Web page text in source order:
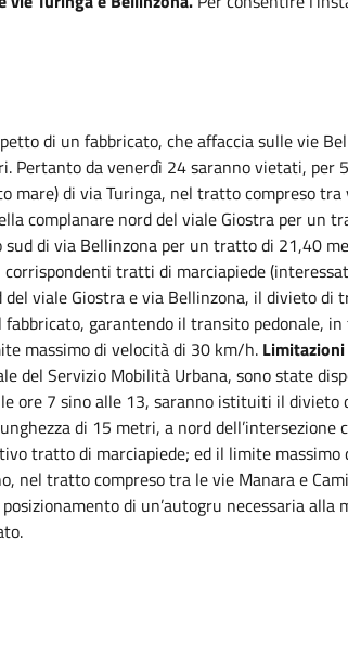
di un fabbricato, che affaccia sulle vie
Pertanto da venerdì 24 saranno vietati, per
mare) di via Turinga, nel tratto compreso
complanare nord del viale Giostra per un
sud di via Bellinzona per un tratto di 21,40
tratti di marciapiede
viale Giostra e via Bellinzona, il divieto di
garantendo il transito pedonale,
massimo di velocità di 30 km/h.
del Servizio Mobilità Urbana, sono state
ore 7 sino alle 13, saranno istituiti il
di 15 metri, a nord dell’intersezione
tratto di marciapiede; ed il limite massimo
nel tratto compreso tra le vie Manara e
di un’autogru necessaria alla